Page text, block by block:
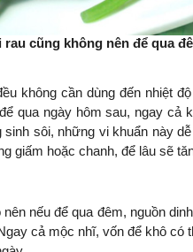
rau cũng không nên để qua
không cần dùng đến nhiệt
qua ngày hôm sau, ngay cả
sinh sôi, những vi khuẩn này
giấm hoặc chanh, để lâu sẽ
nếu để qua đêm, nguồn
cả mộc nhĩ, vốn để khô có